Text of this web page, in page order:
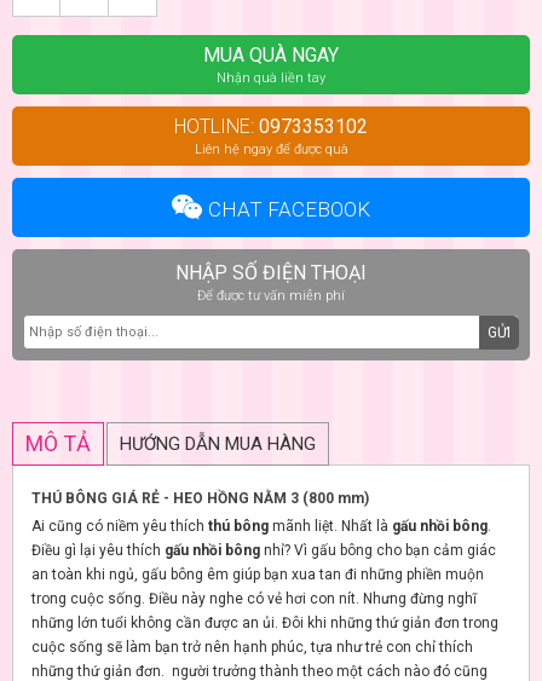
MUA QUÀ NGAY
Nhận quà liền tay
HOTLINE: 0973353102
Liên hệ ngay để được quà
CHAT FACEBOOK
NHẬP SỐ ĐIỆN THOẠI
Để được tư vấn miễn phí
GỬI
MÔ TẢ HƯỚNG DẪN MUA HÀNG
THÚ BÔNG GIÁ RẺ - HEO HỒNG NẰM 3 (800 mm)
Ai cũng có niềm yêu thích thú bông mãnh liệt. Nhất là gấu nhồi bông
Điều gì lại yêu thích gấu nhồi bông nhỉ? Vì gấu bông cho bạn cảm giác
an toàn khi ngủ, gấu bông êm giúp bạn xua tan đi những phiền muộn
trong cuộc sống. Điều này nghe có vẻ hơi con nít. Nhưng đừng nghĩ
những lớn tuổi không cần được an ủi. Đôi khi những thứ giản đơn trong
cuộc sống sẽ làm bạn trở nên hạnh phúc, tựa như trẻ con chỉ thích
những thứ giản đơn. người trưởng thành theo một cách nào đó cũng